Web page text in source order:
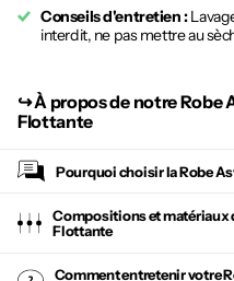
Conseils d'entretien :
interdit, ne pas mettre au
↪︎À propos de notre
Flottante
Pourquoi choisir laRobe
Compositions et matériaux
Flottante
Comment entretenir votre